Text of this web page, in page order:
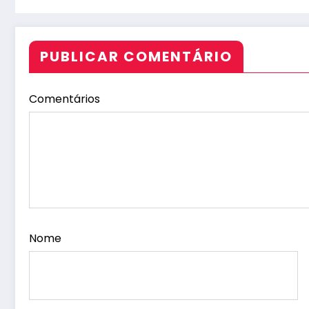
PUBLICAR COMENTÁRIO
Comentários
Nome